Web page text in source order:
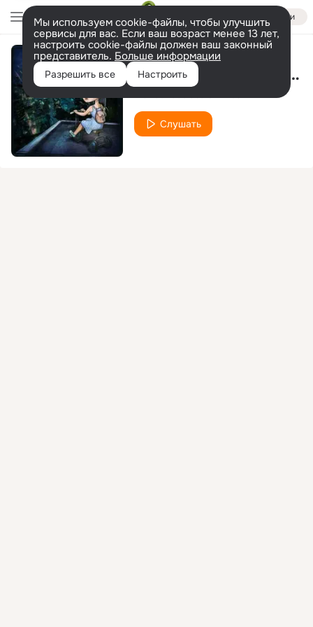
Войти
Мы используем cookie-файлы, чтобы улучшить
сервисы для вас. Если ваш возраст менее 13 лет,
настроить cookie-файлы должен ваш законный
представитель. Больше информации
Разрешить все Настроить Tumbaya - Kho (Zuzu Vocal Edition)
Слушать